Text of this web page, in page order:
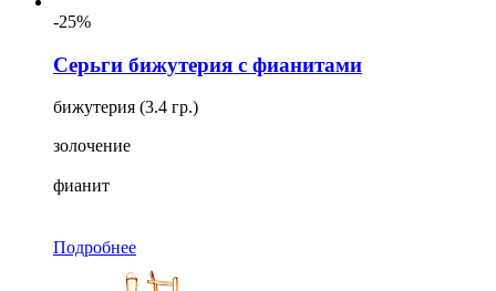
-25%
Серьги бижутерия с фианитами
бижутерия (3.4 гр.)
золочение
фианит
Подробнее